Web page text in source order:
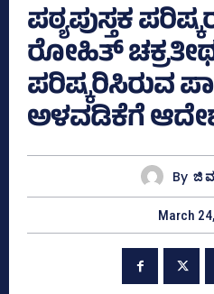
ಪಠ್ಯಪುಸ್ತಕ
ರೋಹಿತ್‌
ಪರಿಷ್ಕರಿಸಿರುವ
ಅಳವಡಿಕೆಗೆ
By ಜಿ
March